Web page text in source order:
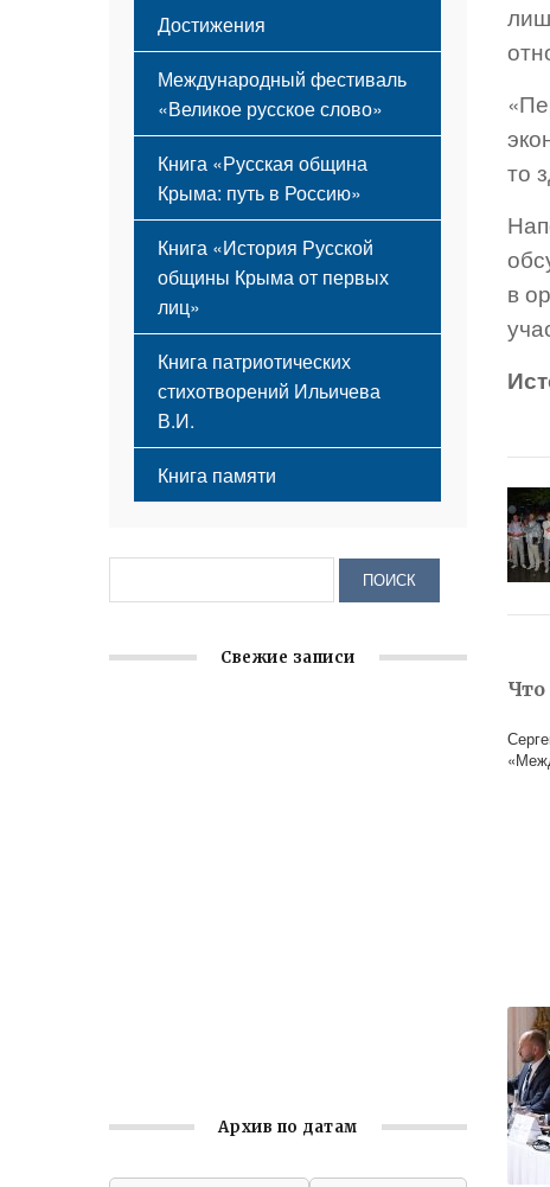
то
в
Достижения
Международный фестиваль
«Великое русское слово»
Книга «Русская община
Крыма: путь в Россию»
Книга «История Русской
общины Крыма от первых
лиц»
Книга патриотических
стихотворений Ильичева
В.И.
Книга памяти
Свежие записи
Архив по датам